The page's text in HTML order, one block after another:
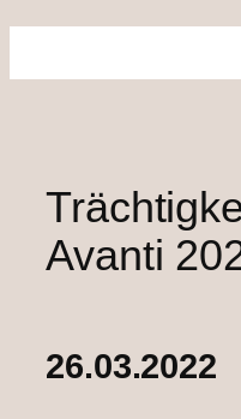
Avanti
26.03.2022